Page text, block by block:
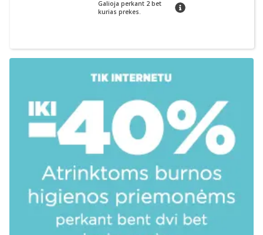
Galioja perkant 2 bet
kurias prekes.
patarimas